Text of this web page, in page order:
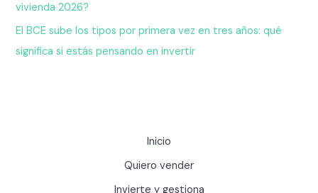
vivienda 2026?
El BCE sube los tipos por primera vez en tres años: qué
significa si estás pensando en invertir
Inicio
Quiero vender
Invierte y gestiona